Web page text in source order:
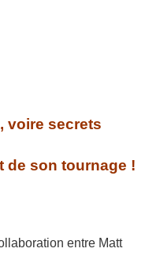
voire secrets
de son tournage !
entre Matt